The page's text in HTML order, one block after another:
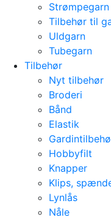
Strømpegarn
Tilbehør til
Uldgarn
Tubegarn
Tilbehør
Nyt tilbehør
Broderi
Bånd
Elastik
Hobbyfilt
Knapper
Klips,
Lynlås
Nåle